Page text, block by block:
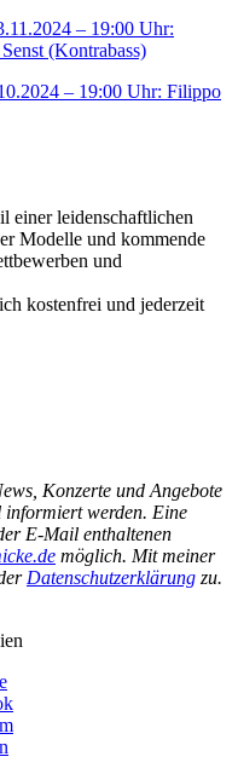
– 19:00 Uhr:
(Kontrabass)
– 19:00 Uhr: Filippo
einer leidenschaftlichen
Modelle und kommende
und
kostenfrei und jederzeit
Konzerte und Angebote
werden. Eine
E-Mail enthaltenen
möglich. Mit meiner
Datenschutzerklärung zu.